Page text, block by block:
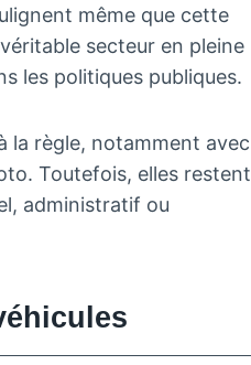
même que cette
secteur en pleine
les politiques publiques.
la règle, notamment avec
Toutefois, elles restent
administratif ou